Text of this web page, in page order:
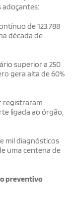
de 123.788
década de
superior a 250
gera alta de 60%
registraram
ligada ao órgão,
mil diagnósticos
uma centena de
preventivo